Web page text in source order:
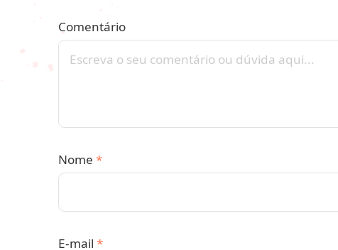
Comentário
Nome *
E-mail *